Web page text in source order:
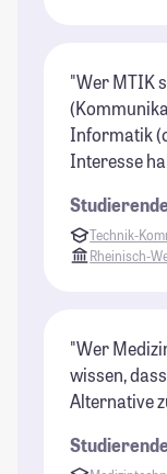
"Wer MTIK
Informatik
Interesse
Technik-
Rheinisch-
"Wer
wissen,
Alternative